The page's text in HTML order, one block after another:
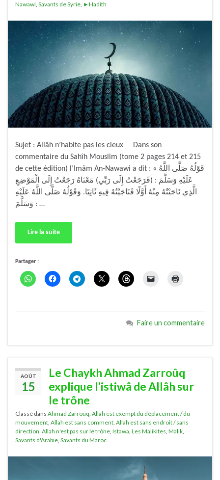
Nawawi, Savants de Syrie, ►Hadith
Sujet : Allâh n’habite pas les cieux Dans son
commentaire du Sahîh Mouslim (tome 2 pages 214 et 215
de cette édition) l’Imâm An-Nawawi a dit : « قَوْلُهُ صَلَّى اللَّهُ
عَلَيْهِ وَسَلَّمَ : (فَرَجَعْتُ إِلَى رَبِّي)‏ ‏مَعْنَاهُ رَجَعْتُ إِلَى الْمَوْضِعِ
الَّذِي نَاجَيْتُهُ مِنْهُ أَوَّلًا فَنَاجَيْتُهُ فِيهِ ثَانِيًا.‏ ‏وَقَوْلُهُ صَلَّى اللَّهُ عَلَيْهِ
وَسَلَّمَ : …
Lire la suite
Partager :
Faire un commentaire
AOÛT
15
Le Chaykh Ahmad Zarroûq
explique l’istiwâ de Allâh sur
le trône
Classé dans Ahmad Zarrouq Allah est exempt du déplacement / du
mouvement Allah est sans comment Allah est sans endroit / sans
direction Allah n'est pas sur le trône Istawa Les Malikites Malik
Savants d'Arabie Savants du Maroc